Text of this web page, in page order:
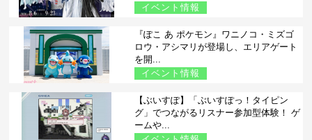
イベント情報
『ぽこ あ ポケモン』ワニノコ・ミズゴ
ロウ・アシマリが登場し、エリアゲート
を開...
イベント情報
【ぶいすぽ】「ぶいすぽっ！タイピン
グ」でつながるリスナー参加型体験！ ゲ
ームや...